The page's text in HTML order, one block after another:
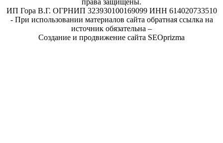
права защищены.
ИП Гора В.Г. ОГРНИП 323930100169099 ИНН 614020733510
- При использовании материалов сайта обратная ссылка на
источник обязательна –
Создание и продвижение сайта SEOprizma